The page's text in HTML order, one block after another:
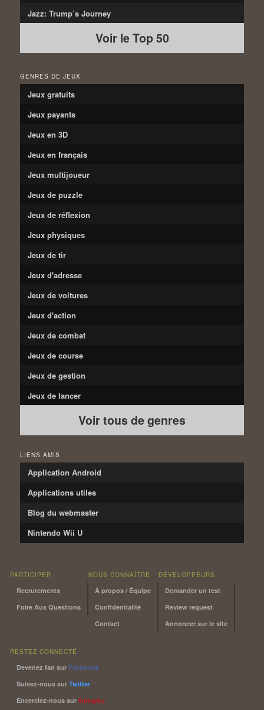
Jazz: Trump’s Journey
Voir le Top 50
GENRES DE JEUX
Jeux gratuits
Jeux payants
Jeux en 3D
Jeux en français
Jeux multijoueur
Jeux de puzzle
Jeux de réflexion
Jeux physiques
Jeux de tir
Jeux d'adresse
Jeux de voitures
Jeux d'action
Jeux de combat
Jeux de course
Jeux de gestion
Jeux de lancer
Voir tous de genres
LIENS AMIS
Application Android
Applications utiles
Blog du webmaster
Nintendo Wii U
PARTICIPER
Recrutements
Foire Aux Questions
NOUS CONNAÎTRE
À propos / Équipe
Confidentialité
Contact
DÉVELOPPEURS
Demander un test
Review request
Annoncer sur le site
RESTEZ CONNECTÉ
Devenez fan sur Facebook
Suivez-nous sur Twitter
Encerclez-nous sur Google+